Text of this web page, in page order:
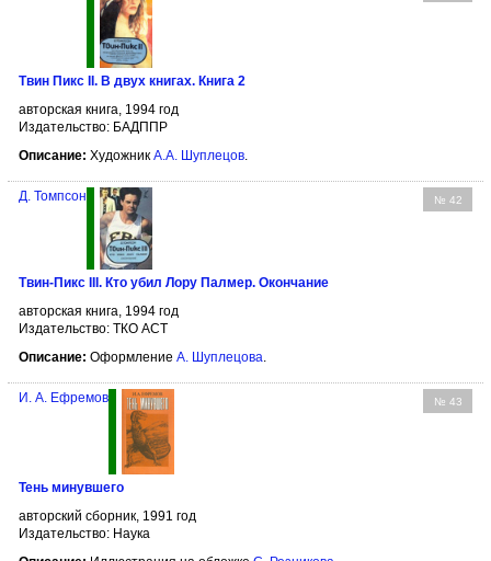
Твин Пикс II. В двух книгах. Книга 2
авторская книга, 1994 год
Издательство: БАДППР
Описание: Художник А.А. Шуплецов.
№ 42
Д. Томпсон
Твин-Пикс III. Кто убил Лору Палмер. Окончание
авторская книга, 1994 год
Издательство: ТКО АСТ
Описание: Оформление А. Шуплецова.
№ 43
И. А. Ефремов
Тень минувшего
авторский сборник, 1991 год
Издательство: Наука